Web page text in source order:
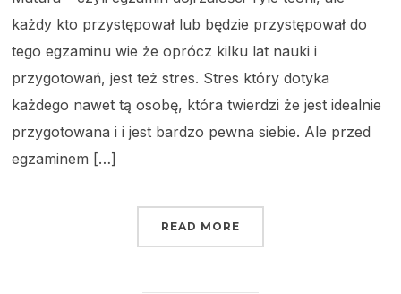
każdy kto przystępował lub będzie przystępował do
tego egzaminu wie że oprócz kilku lat nauki i
przygotowań, jest też stres. Stres który dotyka
każdego nawet tą osobę, która twierdzi że jest idealnie
przygotowana i i jest bardzo pewna siebie. Ale przed
egzaminem […]
READ MORE